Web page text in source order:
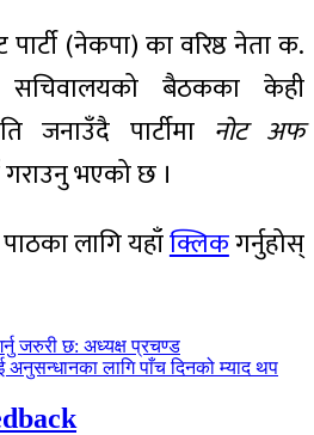
(नेकपा) का वरिष्ठ नेता क.
सचिवालयको बैठकका केही
जनाउँदै पार्टीमा नोट अफ
भएको छ ।
लागि यहाँक्लिकगर्नुहोस्
जरुरी छ: अध्यक्ष प्रचण्ड
अनुसन्धानका लागि पाँच दिनको म्याद थप